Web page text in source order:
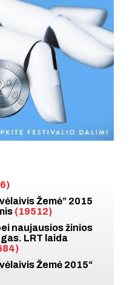
Žemė” 2015
(19512)
naujausios žinios
LRT laida
Žemė 2015“